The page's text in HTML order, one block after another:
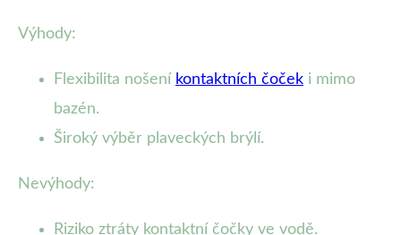
Výhody:
Flexibilita nošení kontaktních čoček i mimo
bazén.
Široký výběr plaveckých brýlí.
Nevýhody:
Riziko ztráty kontaktní čočky ve vodě.